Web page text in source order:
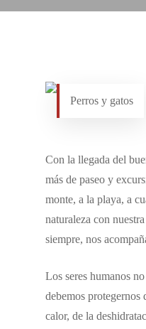
Perros y gatos
Con la llegada del
más de paseo y
monte, a la playa, a
naturaleza con
siempre, nos
Los seres humanos
debemos protegernos
calor, de la